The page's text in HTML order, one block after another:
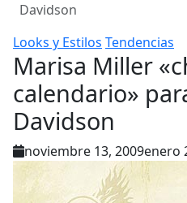
Davidson
Looks y Estilos Tendencias
Marisa Miller
calendario»
Davidson
noviembre 13, 2009enero